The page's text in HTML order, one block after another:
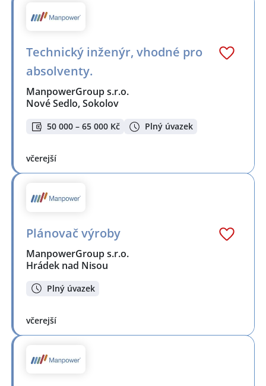
Technický inženýr, vhodné pro
absolventy.
ManpowerGroup s.r.o.
Nové Sedlo, Sokolov
50 000 – 65 000 Kč Plný úvazek
včerejší
Plánovač výroby
ManpowerGroup s.r.o.
Hrádek nad Nisou
Plný úvazek
včerejší